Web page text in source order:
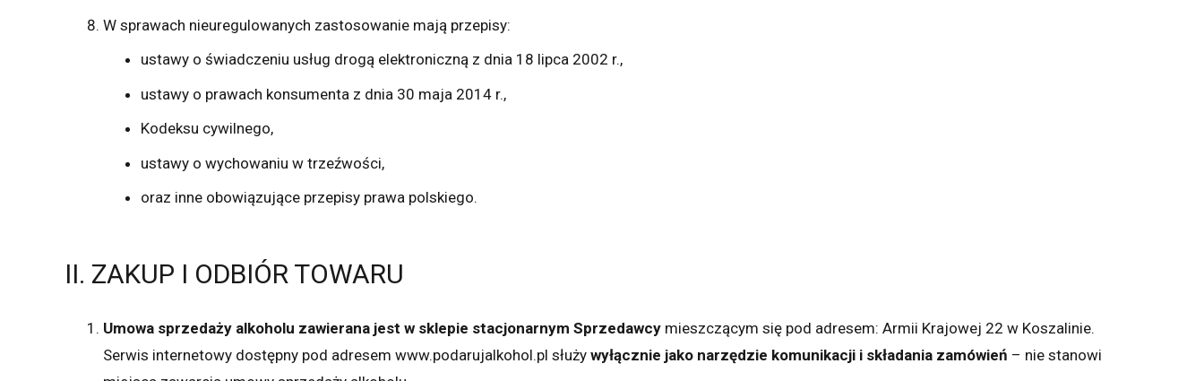
W sprawach nieuregulowanych zastosowanie mają przepisy:
ustawy o świadczeniu usług drogą elektroniczną z dnia 18 lipca 2002 r.,
ustawy o prawach konsumenta z dnia 30 maja 2014 r.,
Kodeksu cywilnego,
ustawy o wychowaniu w trzeźwości,
oraz inne obowiązujące przepisy prawa polskiego.
II. ZAKUP I ODBIÓR TOWARU
Umowa sprzedaży alkoholu zawierana jest w sklepie stacjonarnym Sprzedawcymieszczącym się pod adresem: Armii Krajowej 22 w Koszalinie.
Serwis internetowy dostępny pod adresem www.podarujalkohol.pl służy wyłącznie jako narzędzie komunikacji i składania zamówień – nie stanowi